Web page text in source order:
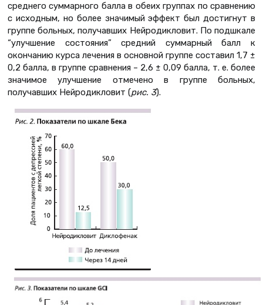
среднего суммарного балла в обеих группах по сравнению
с исходным, но более значимый эффект был достигнут в
группе больных, получавших Нейродикловит. По подшкале
“улучшение состояния” средний суммарный балл к
окончанию курса лечения в основной группе составил 1,7 ±
0,2 балла, в группе сравнения – 2,6 ± 0,09 балла, т. е. более
значимое улучшение отмечено в группе больных,
получавших Нейродикловит (рис. 3).